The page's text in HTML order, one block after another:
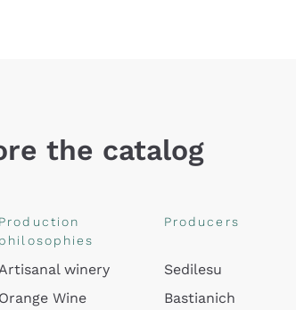
the catalog
Production
philosophies
winery
Orange Wine
Producers
Sedilesu
Bastianich